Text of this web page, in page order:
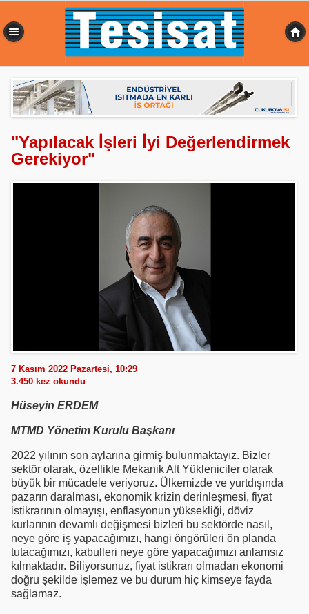
"Yapılacak İşleri İyi Değerlendirmek
Gerekiyor"
7 Kasım 2022 Pazartesi, 10:29
3.450 kez okundu
Hüseyin ERDEM
MTMD Yönetim Kurulu Başkanı
2022 yılının son aylarına girmiş bulunmaktayız. Bizler
sektör olarak, özellikle Mekanik Alt Yükleniciler olarak
büyük bir mücadele veriyoruz. Ülkemizde ve yurtdışında
pazarın daralması, ekonomik krizin derinleşmesi, fiyat
istikrarının olmayışı, enflasyonun yüksekliği, döviz
kurlarının devamlı değişmesi bizleri bu sektörde nasıl,
neye göre iş yapacağımızı, hangi öngörüleri ön planda
tutacağımızı, kabulleri neye göre yapacağımızı anlamsız
kılmaktadır. Biliyorsunuz, fiyat istikrarı olmadan ekonomi
doğru şekilde işlemez ve bu durum hiç kimseye fayda
sağlamaz.
0,363 sn